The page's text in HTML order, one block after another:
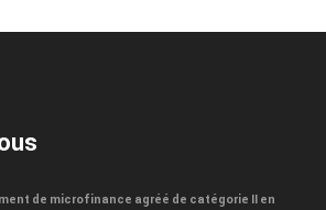
de microfinance agréé de catégorie II en